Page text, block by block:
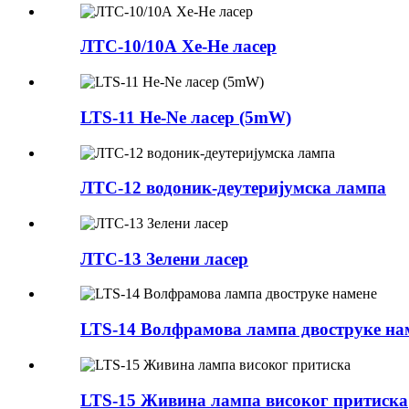
ЛТС-10/10А Хе-Не ласер
LTS-11 He-Ne ласер (5mW)
ЛТС-12 водоник-деутеријумска лампа
ЛТС-13 Зелени ласер
LTS-14 Волфрамова лампа двоструке
LTS-15 Живина лампа високог притиска